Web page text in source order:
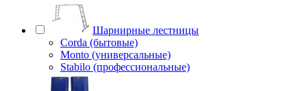
Шарнирные лестницы
Corda (бытовые)
Monto (универсальные)
Stabilo (профессиональные)